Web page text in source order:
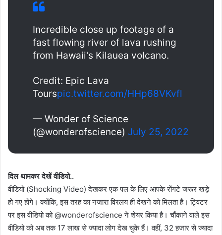
Incredible close up footage of a
fast flowing river of lava rushing
from Hawaii's Kilauea volcano.
Credit: Epic Lava
Tourspic.twitter.com/HHp68VKvfl
— Wonder of Science
(@wonderofscience) July 25, 2022
दिल थामकर देखें वीडियो..
वीडियो (Shocking Video) देखकर एक पल के लिए आपके रोंगटे जरूर खड़े
हो गए होंगे। क्योंकि, इस तरह का नजारा विरलय ही देखने को मिलता है। ट्विटर
पर इस वीडियो को @wonderofscience ने शेयर किया है। चौंकाने वाले इस
वीडियो को अब तक 17 लाख से ज्यादा लोग देख चुके हैं। वहीं, 32 हजार से ज्यादा